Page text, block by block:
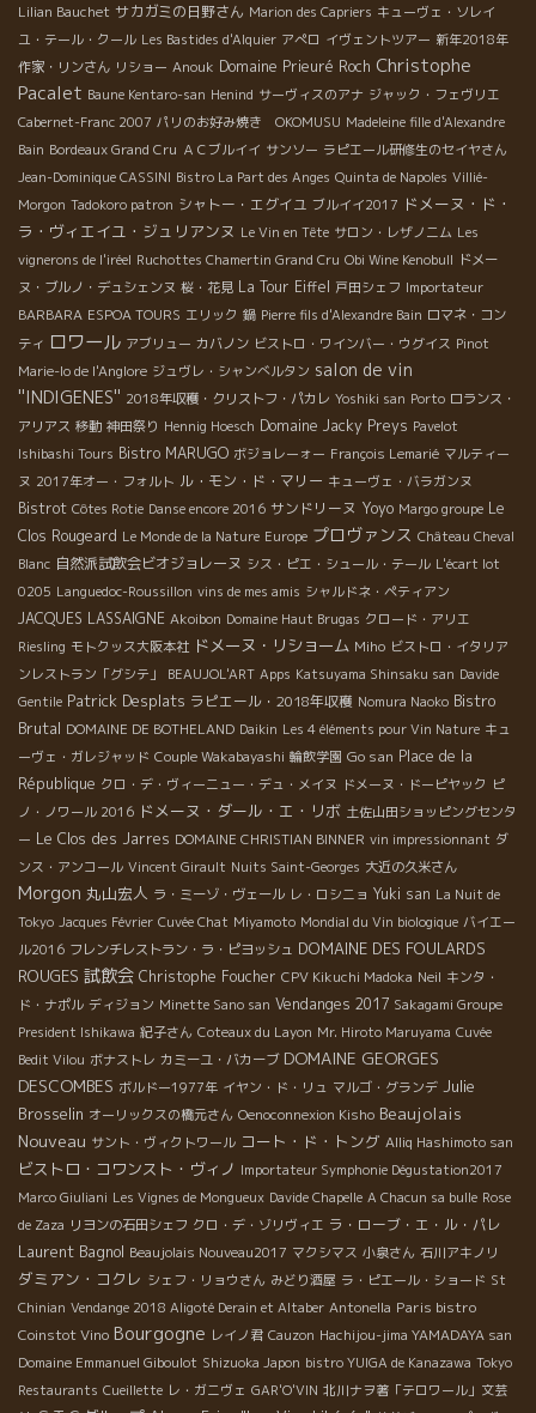
Lilian Bauchet サカガミの日野さん Marion des Capriers キューヴェ・ソレイ
ユ・テール・クール Les Bastides d'Alquier アぺロ イヴェントツアー 新年2018年
作家・リンさん リショー Anouk Domaine Prieuré Roch Christophe
Pacalet Baune Kentaro-san Henind サーヴィスのアナ ジャック・フェヴリエ
Cabernet-Franc 2007 パリのお好み焼き OKOMUSU Madeleine fille d'Alexandre
Bain Bordeaux Grand Cru ＡＣブルイイ サンソー ラピエール研修生のセイヤさん
Jean-Dominique CASSINI Bistro La Part des Anges Quinta de Napoles Villié-
Morgon Tadokoro patron シャトー・エグイユ ブルイイ2017 ドメーヌ・ド・
ラ・ヴィエイユ・ジュリアンヌ Le Vin en Tête サロン・レザノニム Les
vignerons de l'iréel Ruchottes Chamertin Grand Cru Obi Wine Kenobull ドメー
ヌ・ブルノ・デュシェンヌ 桜・花見 La Tour Eiffel 戸田シェフ Importateur
BARBARA ESPOA TOURS エリック 鍋 Pierre fils d'Alexandre Bain ロマネ・コン
ティ ロワール アブリュー カバノン ビストロ・ワインバー・ウグイス Pinot
Marie-lo de l'Anglore ジュヴレ・シャンべルタン salon de vin
''INDIGENES'' 2018年収穫・クリストフ・パカレ Yoshiki san Porto ロランス・
アリアス 移動 神田祭り Hennig Hoesch Domaine Jacky Preys Pavelot
Ishibashi Tours Bistro MARUGO ボジョレーォー François Lemarié マルティー
ヌ 2017年オー・フォルト ル・モン・ド・マリー キューヴェ・バラガンヌ
Bistrot Côtes Rotie Danse encore 2016 サンドリーヌ Yoyo Margo groupe Le
Clos Rougeard Le Monde de la Nature Europe プロヴァンス Château Cheval
Blanc 自然派試飲会ビオジョレーヌ シス・ピエ・シュール・テール L'écart lot
0205 Languedoc-Roussillon vins de mes amis シャルドネ・ペティアン
JACQUES LASSAIGNE Akoibon Domaine Haut Brugas クロード・アリエ
Riesling モトクッス大阪本社 ドメーヌ・リショーム Miho ビストロ・イタリア
ンレストラン「グシテ」
BEAUJOL'ART Apps Katsuyama Shinsaku san Davide
Gentile Patrick Desplats ラピエール・2018年収穫 Nomura Naoko Bistro
Brutal DOMAINE DE BOTHELAND Daikin Les 4 éléments pour Vin Nature キュ
ーヴェ・ガレジャッド Couple Wakabayashi 輪飲学園 Go san Place de la
République クロ・デ・ヴィーニュー・デュ・メイヌ ドメーヌ・ドーピヤック ピ
ノ・ノワール 2016 ドメーヌ・ダール・エ・リボ 土佐山田ショッピングセンタ
ー Le Clos des Jarres DOMAINE CHRISTIAN BINNER vin impressionnant ダ
ンス・アンコール Vincent Girault Nuits Saint-Georges 大近の久米さん
Morgon 丸山宏人 ラ・ミーゾ・ヴェール レ・ロシニョ Yuki san La Nuit de
Tokyo Jacques Février Cuvée Chat Miyamoto Mondial du Vin biologique バイエー
ル2016 フレンチレストラン・ラ・ピヨッシュ DOMAINE DES FOULARDS
ROUGES 試飲会 Christophe Foucher CPV Kikuchi Madoka Neil キンタ・
ド・ナポル ディジョン Minette Sano san Vendanges 2017 Sakagami Groupe
President Ishikawa 紀子さん Coteaux du Layon Mr. Hiroto Maruyama Cuvée
Bedit Vilou ボナストレ カミーユ・バカーブ DOMAINE GEORGES
DESCOMBES ボルドー1977年 イヤン・ド・リュ マルゴ・グランデ Julie
Brosselin オーリックスの橋元さん Oenoconnexion Kisho Beaujolais
Nouveau サント・ヴィクトワール コート・ド・トング Alliq Hashimoto san
ビストロ・コワンスト・ヴィノ Importateur Symphonie Dégustation2017
Marco Giuliani Les Vignes de Mongueux Davide Chapelle A Chacun sa bulle Rose
de Zaza リヨンの石田シェフ クロ・デ・ゾリヴィエ ラ・ローブ・エ・ル・パレ
Laurent Bagnol Beaujolais Nouveau2017 マクシマス 小泉さん 石川アキノリ
ダミアン・コクレ シェフ・リョウさん みどり酒屋 ラ・ピエール・ショード St
Chinian Vendange 2018 Aligoté Derain et Altaber Antonella Paris bistro
Coinstot Vino Bourgogne レイノ君 Cauzon Hachijou-jima YAMADAYA san
Domaine Emmanuel Giboulot Shizuoka Japon bistro YUIGA de Kanazawa Tokyo
Restaurants Cueillette レ・ガニヴェ GAR'O'VIN 北川ナヲ著「テロワール」文芸